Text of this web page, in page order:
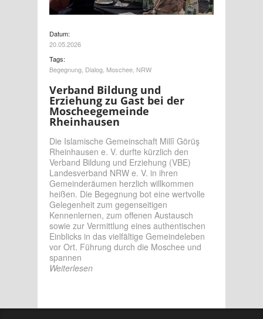
Datum:
20.05.2026
Tags:
Begegnung, Dialog, Moschee, NRW
Verband Bildung und
Erziehung zu Gast bei der
Moscheegemeinde
Rheinhausen
Die Islamische Gemeinschaft Millî Görüş
Rheinhausen e. V. durfte kürzlich den
Verband Bildung und Erziehung (VBE)
Landesverband NRW e. V. in ihren
Gemeinderäumen herzlich willkommen
heißen. Die Begegnung bot eine wertvolle
Gelegenheit zum gegenseitigen
Kennenlernen, zum offenen Austausch
sowie zur Vermittlung eines authentischen
Einblicks in das vielfältige Gemeindeleben
vor Ort. Führung durch die Moschee und
spannen
Weiterlesen